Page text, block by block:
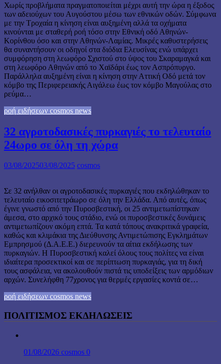
Χωρίς προβλήματα πραγματοποιείται μέχρι αυτή την ώρα η έξοδος
των αδειούχων του Αυγούστου μέσω των εθνικών οδών. Σύμφωνα
με την Τροχαία η κίνηση είναι αυξημένη αλλά τα οχήματα
κινούνται με σταθερή ροή τόσο στην Εθνική οδό Αθηνών-
Κορίνθου όσο και στην Αθηνών-Λαμίας. Μικρές καθυστερήσεις
θα συναντήσουν οι οδηγοί στα διόδια Ελευσίνας ενώ υπάρχει
συμφόρηση στη λεωφόρο Σχιστού στο ύψος του Σκαραμαγκά και
στη λεωφόρο Αθηνών από το Χαϊδάρι έως τον Ασπρόπυργο.
Παράλληλα αυξημένη είναι η κίνηση στην Αττική Οδό μετά τον
κόμβο της Περιφερειακής Αιγάλεω έως τον κόμβο Μαγούλας στο
ρεύμα…
ροή ειδήσεων cosmos news
32 αγροτοδασικές πυρκαγιές το τελευταίο
24ωρο σε όλη τη χώρα
03/08/202503/08/2025 cosmos
Σε 32 ανήλθαν οι αγροτοδασικές πυρκαγιές που εκδηλώθηκαν το
τελευταίο εικοσιτετράωρο σε όλη την Ελλάδα. Από αυτές, όπως
έγινε γνωστό από την Πυροσβεστική, οι 25 αντιμετωπίστηκαν
άμεσα, στο αρχικό τους στάδιο, ενώ οι πυροσβεστικές δυνάμεις
αντιμετωπίζουν ακόμη επτά. Τα κατά τόπους ανακριτικά γραφεία,
καθώς και κλιμάκια της Διεύθυνσης Αντιμετώπισης Εγκλημάτων
Εμπρησμού (Δ.Α.Ε.Ε.) διερευνούν τα αίτια εκδήλωσης των
πυρκαγιών. Η Πυροσβεστική καλεί όλους τους πολίτες να είναι
ιδιαίτερα προσεκτικοί και σε περίπτωση πυρκαγιάς, για τη δική
τους ασφάλεια, να ακολουθούν πιστά τις υποδείξεις των αρμόδιων
αρχών. Συνελήφθη 77χρονος για θερμές εργασίες κοντά σε…
ροή ειδήσεων cosmos news
ΠΟΛΙΤΙΣΜΟΣ ΕΚΔΗΛΩΣΕΙΣ
01/08/2026 cosmos 0